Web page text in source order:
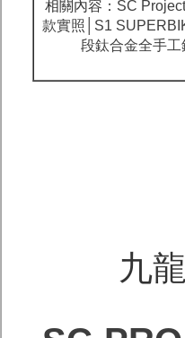
相關內容： SC
款實照│S1
段鈦合金全手
九